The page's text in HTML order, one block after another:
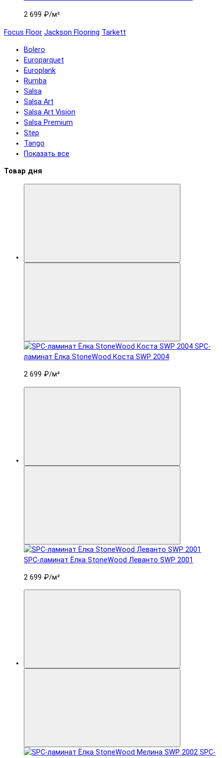
2 699 ₽/м²
Focus Floor Jackson Flooring Tarkett
Bolero
Europarquet
Europlank
Rumba
Salsa
Salsa Art
Salsa Art Vision
Salsa Premium
Step
Tango
Показать все
Товар дня
SPC-
ламинат Ëлка StoneWood Коста SWP 2004
2 699 ₽/м²
SPC-ламинат Ëлка StoneWood Леванто SWP 2001
2 699 ₽/м²
SPC-